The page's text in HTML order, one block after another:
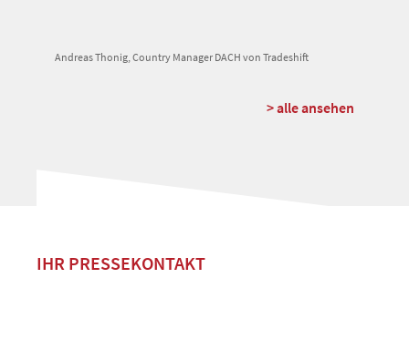
Andreas Thonig, Country Manager DACH von Tradeshift
> alle ansehen
IHR PRESSEKONTAKT